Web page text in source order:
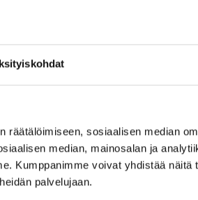
räätälöimiseen, sosiaalisen median
median, mainosalan ja
Kumppanimme voivat yhdistää näitä
palvelujaan.
kansallispuistoon liittyvä
kehittymistä
vuoteen 2025
fyysisten esteiden
suunnitelmat